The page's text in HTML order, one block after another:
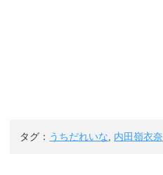
タグ： うちだれいな 内田嶺衣奈